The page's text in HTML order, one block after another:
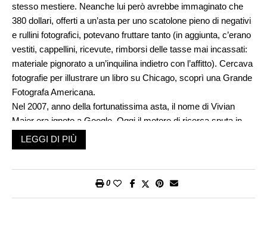
stesso mestiere. Neanche lui però avrebbe immaginato che
380 dollari, offerti a un’asta per uno scatolone pieno di negativi
e rullini fotografici, potevano fruttare tanto (in aggiunta, c’erano
vestiti, cappellini, ricevute, rimborsi delle tasse mai incassati:
materiale pignorato a un’inquilina indietro con l’affitto). Cercava
fotografie per illustrare un libro su Chicago, scoprì una Grande
Fotografa Americana.
Nel 2007, anno della fortunatissima asta, il nome di Vivian
Maier era ignoto a Google. Oggi il motore di ricerca sputa in
meno di un minuto dieci milioni di pagine (e sono molte di più,
calcolando la ricchezza del sito ufficiale e le raccolte di
il libro, ma conservò gli scatoloni (non si campa
LEGGI DI PIÙ
0